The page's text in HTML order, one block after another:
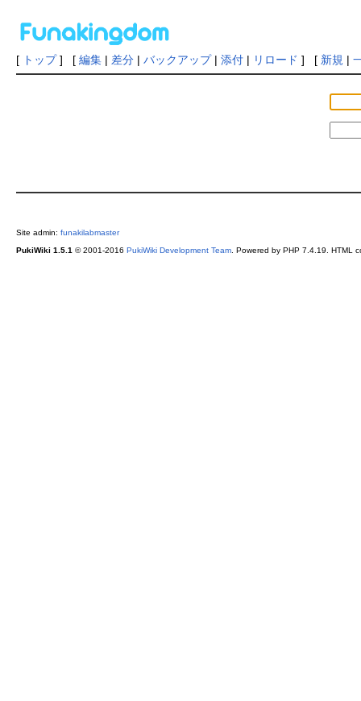
[ トップ] [ 編集| 差分| バックアップ| 添付| リロード ] [ 新規 |
Site admin: funakilabmaster
PukiWiki 1.5.1 © 2001-2016 PukiWiki Development Team. Powered by PHP 7.4.19. HTML